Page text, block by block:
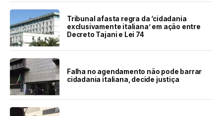
Tribunal afasta regra da ‘cidadania
exclusivamente italiana’ em ação entre
Decreto Tajani e Lei 74
Falha no agendamento não pode barrar
cidadania italiana, decide justiça